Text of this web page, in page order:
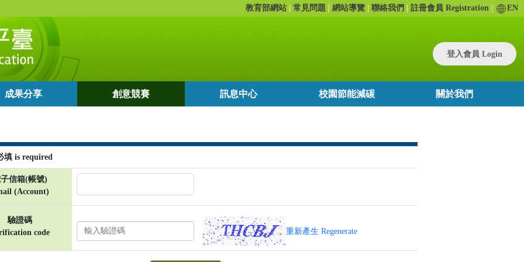
教育部網站 常見問題 網站導覽 聯絡我們 註冊會員 Registration EN
登入會員 Login
成果分享 創意競賽 訊息中心 校園節能減碳 關於我們
填 is required
信箱(帳號)
(Account)
驗證碼
code
入
重新產生 Regenerate